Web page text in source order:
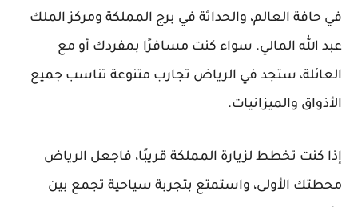
في حافة العالم، والحداثة في برج المملكة ومركز الملك
عبد الله المالي. سواء كنت مسافرًا بمفردك أو مع
العائلة، ستجد في الرياض تجارب متنوعة تناسب جميع
الأذواق والميزانيات.
إذا كنت تخطط لزيارة المملكة قريبًا، فاجعل الرياض
محطتك الأولى، واستمتع بتجربة سياحية تجمع بين